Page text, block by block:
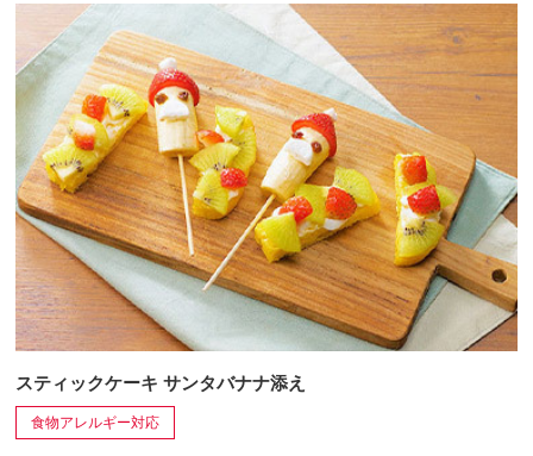
スティックケーキ サンタバナナ添え
食物アレルギー対応